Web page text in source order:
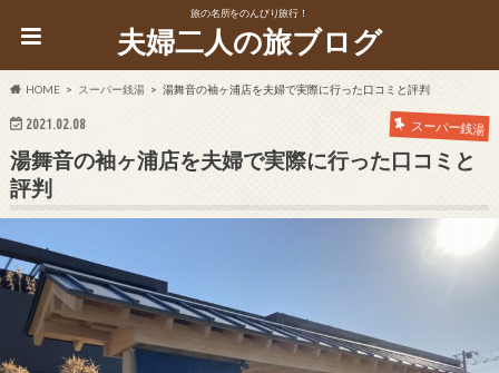
旅の名所をのんびり旅行！
夫婦二人の旅ブログ
HOME スーパー銭湯 湯舞音の袖ヶ浦店を夫婦で実際に行った口コミと評判
2021.02.08 スーパー銭湯
湯舞音の袖ヶ浦店を夫婦で実際に行った口コミと
評判